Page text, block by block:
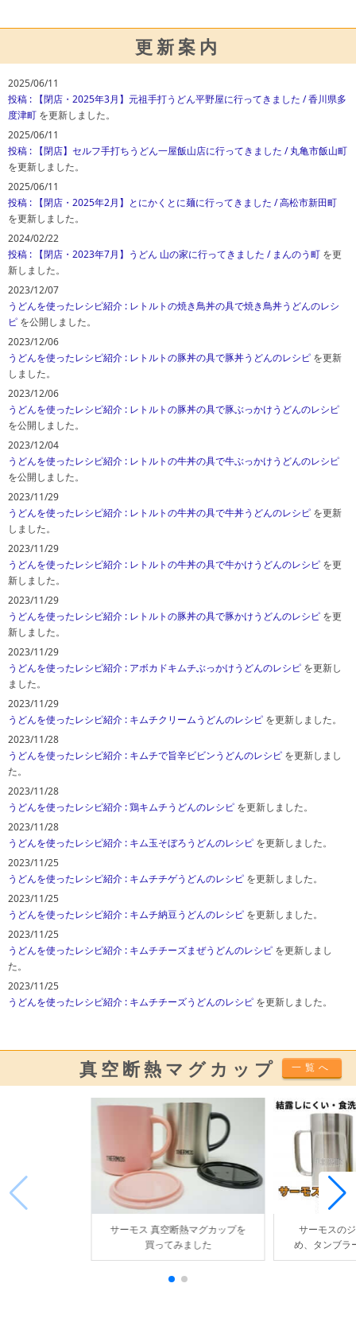
更新案内
2025/06/11
投稿 : 【閉店・2025年3月】元祖手打うどん平野屋に行ってきました / 香川県多
度津町 を更新しました。
2025/06/11
投稿 : 【閉店】セルフ手打ちうどん一屋飯山店に行ってきました / 丸亀市飯山町
を更新しました。
2025/06/11
投稿 : 【閉店・2025年2月】とにかくとに麺に行ってきました / 高松市新田町
を更新しました。
2024/02/22
投稿 : 【閉店・2023年7月】うどん 山の家に行ってきました / まんのう町 を更
新しました。
2023/12/07
うどんを使ったレシピ紹介 : レトルトの焼き鳥丼の具で焼き鳥丼うどんのレシ
ピ を公開しました。
2023/12/06
うどんを使ったレシピ紹介 : レトルトの豚丼の具で豚丼うどんのレシピ を更新
しました。
2023/12/06
うどんを使ったレシピ紹介 : レトルトの豚丼の具で豚ぶっかけうどんのレシピ
を公開しました。
2023/12/04
うどんを使ったレシピ紹介 : レトルトの牛丼の具で牛ぶっかけうどんのレシピ
を公開しました。
2023/11/29
うどんを使ったレシピ紹介 : レトルトの牛丼の具で牛丼うどんのレシピ を更新
しました。
2023/11/29
うどんを使ったレシピ紹介 : レトルトの牛丼の具で牛かけうどんのレシピ を更
新しました。
2023/11/29
うどんを使ったレシピ紹介 : レトルトの豚丼の具で豚かけうどんのレシピ を更
新しました。
2023/11/29
うどんを使ったレシピ紹介 : アボカドキムチぶっかけうどんのレシピ を更新し
ました。
2023/11/29
うどんを使ったレシピ紹介 : キムチクリームうどんのレシピ を更新しました。
2023/11/28
うどんを使ったレシピ紹介 : キムチで旨辛ビビンうどんのレシピ を更新しまし
た。
2023/11/28
うどんを使ったレシピ紹介 : 鶏キムチうどんのレシピ を更新しました。
2023/11/28
うどんを使ったレシピ紹介 : キム玉そぼろうどんのレシピ を更新しました。
2023/11/25
うどんを使ったレシピ紹介 : キムチチゲうどんのレシピ を更新しました。
2023/11/25
うどんを使ったレシピ紹介 : キムチ納豆うどんのレシピ を更新しました。
2023/11/25
うどんを使ったレシピ紹介 : キムチチーズまぜうどんのレシピ を更新しまし
た。
2023/11/25
うどんを使ったレシピ紹介 : キムチチーズうどんのレシピ を更新しました。
真空断熱マグカップ 一覧へ
サーモス 真空断熱マグカップを
買ってみました
サーモスの
め、タンブラ